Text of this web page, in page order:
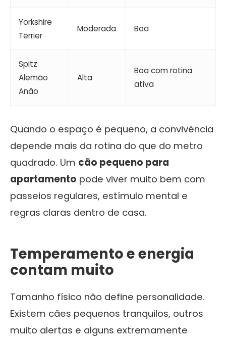
Yorkshire
Terrier
Moderada Boa
Spitz
Alemão
Anão
Alta
Boa com rotina
ativa
Quando o espaço é pequeno, a convivência
depende mais da rotina do que do metro
quadrado. Um cão pequeno para
apartamento pode viver muito bem com
passeios regulares, estímulo mental e
regras claras dentro de casa.
Temperamento e energia
contam muito
Tamanho físico não define personalidade.
Existem cães pequenos tranquilos, outros
muito alertas e alguns extremamente